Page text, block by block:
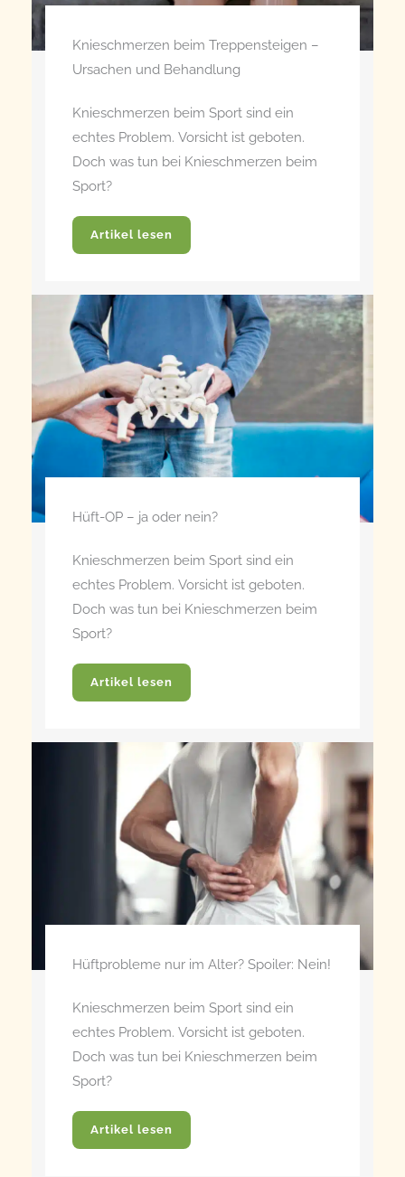
Knieschmerzen beim Treppensteigen –
Ursachen und Behandlung
Knieschmerzen beim Sport sind ein
echtes Problem. Vorsicht ist geboten.
Doch was tun bei Knieschmerzen beim
Sport?
Artikel lesen
Hüft-OP – ja oder nein?
Knieschmerzen beim Sport sind ein
echtes Problem. Vorsicht ist geboten.
Doch was tun bei Knieschmerzen beim
Sport?
Artikel lesen
Hüftprobleme nur im Alter? Spoiler: Nein!
Knieschmerzen beim Sport sind ein
echtes Problem. Vorsicht ist geboten.
Doch was tun bei Knieschmerzen beim
Sport?
Artikel lesen